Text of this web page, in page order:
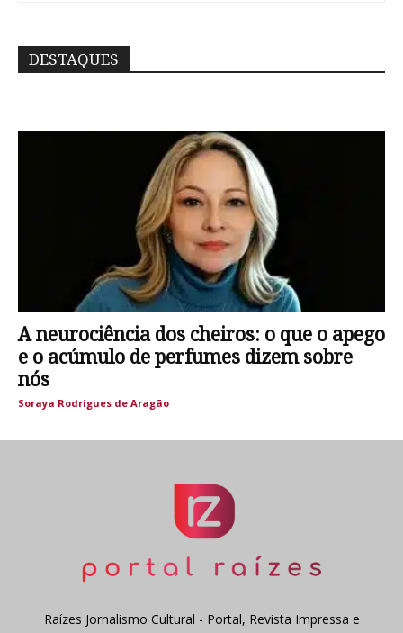
DESTAQUES
A neurociência dos cheiros: o que o apego
e o acúmulo de perfumes dizem sobre
nós
Soraya Rodrigues de Aragão
Raízes Jornalismo Cultural - Portal, Revista Impressa e